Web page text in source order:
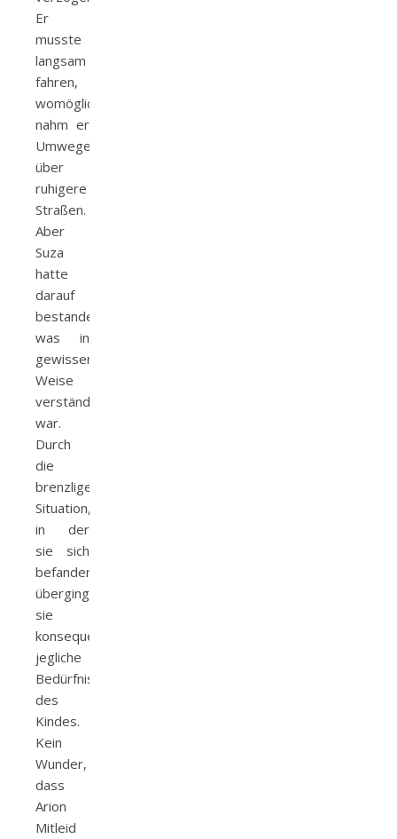
Er
musste
langsam
fahren,
womöglich
nahm er
Umwege
über
ruhigere
Straßen.
Aber
Suza
hatte
darauf
bestanden,
was in
gewisser
Weise
verständlich
war.
Durch
die
brenzlige
Situation,
in der
sie sich
befanden,
übergingen
sie
konsequent
jegliche
Bedürfnisse
des
Kindes.
Kein
Wunder,
dass
Arion
Mitleid